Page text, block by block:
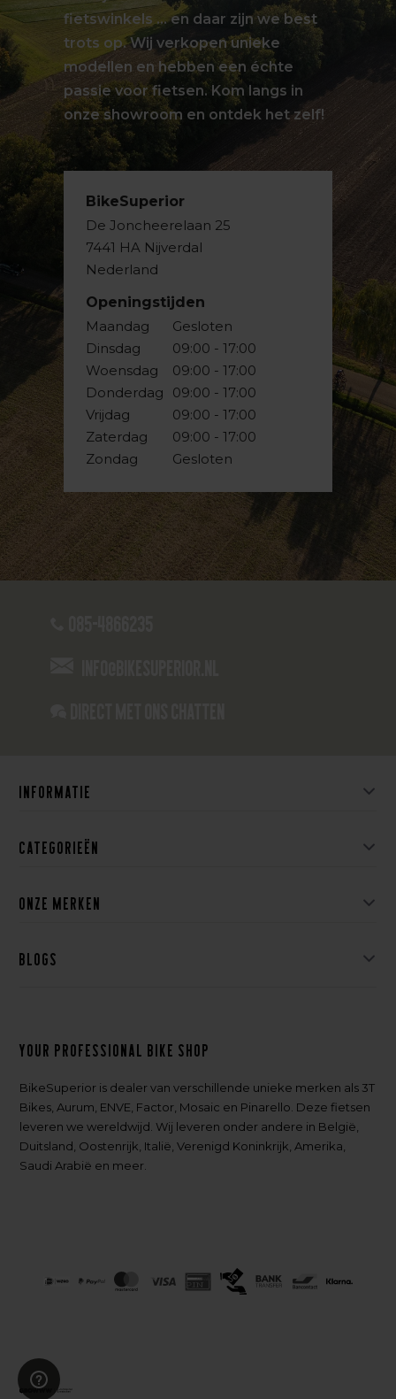
fietswinkels … en daar zijn we best
trots op. Wij verkopen unieke
modellen en hebben een échte
passie voor fietsen. Kom langs in
onze showroom en ontdek het zelf!
BikeSuperior
De Joncheerelaan 25
7441 HA Nijverdal
Nederland
Openingstijden
Maandag
Dinsdag
Woensdag
Donderdag
Vrijdag
Zaterdag
Zondag
Gesloten
09:00 - 17:00
09:00 - 17:00
09:00 - 17:00
09:00 - 17:00
09:00 - 17:00
Gesloten
Informatie
Categorieën
Onze merken
Blogs
Your professional bike shop
BikeSuperior is dealer van verschillende unieke merken als 3T
Bikes, Aurum, ENVE, Factor, Mosaic en Pinarello. Deze fietsen
leveren we wereldwijd. Wij leveren onder andere in België,
Duitsland, Oostenrijk, Italië, Verenigd Koninkrijk, Amerika,
Saudi Arabië en meer.